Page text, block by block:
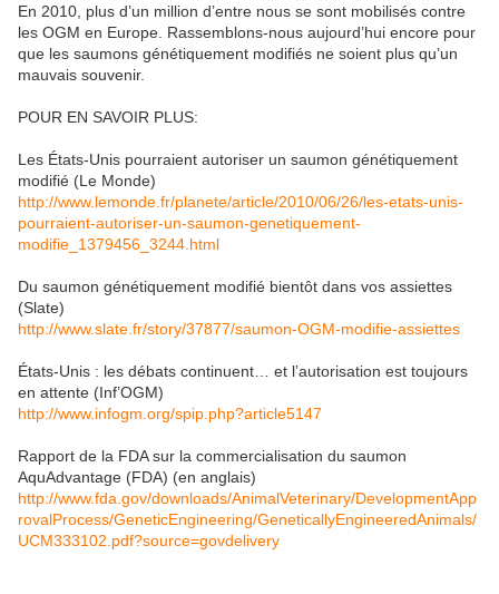
En 2010, plus d’un million d’entre nous se sont mobilisés contre
les OGM en Europe. Rassemblons-nous aujourd’hui encore pour
que les saumons génétiquement modifiés ne soient plus qu’un
mauvais souvenir.
POUR EN SAVOIR PLUS:
Les États-Unis pourraient autoriser un saumon génétiquement
modifié (Le Monde)
http://www.lemonde.fr/planete/article/2010/06/26/les-etats-unis-
pourraient-autoriser-un-saumon-genetiquement-
modifie_1379456_3244.html
Du saumon génétiquement modifié bientôt dans vos assiettes
(Slate)
http://www.slate.fr/story/37877/saumon-OGM-modifie-assiettes
États-Unis : les débats continuent… et l’autorisation est toujours
en attente (Inf’OGM)
http://www.infogm.org/spip.php?article5147
Rapport de la FDA sur la commercialisation du saumon
AquAdvantage (FDA) (en anglais)
http://www.fda.gov/downloads/AnimalVeterinary/DevelopmentApp
rovalProcess/GeneticEngineering/GeneticallyEngineeredAnimals/
UCM333102.pdf?source=govdelivery